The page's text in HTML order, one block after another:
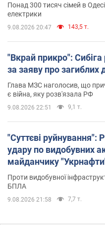
Понад 300 тисяч сімей в
електрики
9.08.2026 20:47 143,5 т.
"Вкрай прикро":
за заяву про загиблих
Глава МЗС наголосив, що
є війна, яку розв'язала РФ
9.08.2026 22:51 9,1 т.
"Суттєві руйнування":
удару по видобувних
майданчику
Проти видобувної
БПЛА
9.08.2026 21:58 7,7 т.